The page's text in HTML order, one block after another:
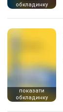
обкладинку
показати
обкладинку